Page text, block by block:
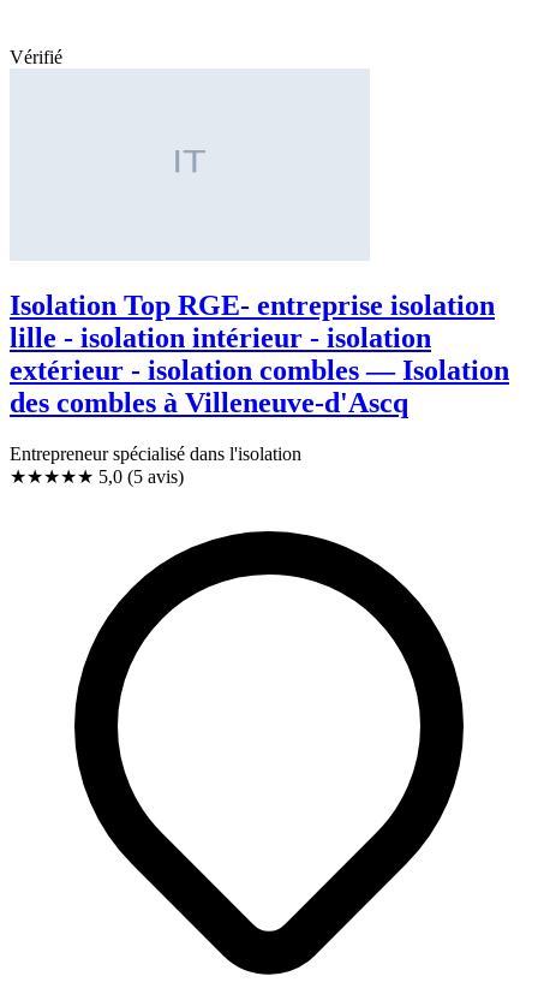
Vérifié
Isolation Top RGE- entreprise isolation
lille - isolation intérieur - isolation
extérieur - isolation combles — Isolation
des combles à Villeneuve-d'Ascq
Entrepreneur spécialisé dans l'isolation
★★★★★ 5,0 (5 avis)